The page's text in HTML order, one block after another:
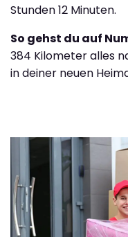
Stunden 12 Minuten.
So gehst du auf
384 Kilometer alles
in deiner neuen